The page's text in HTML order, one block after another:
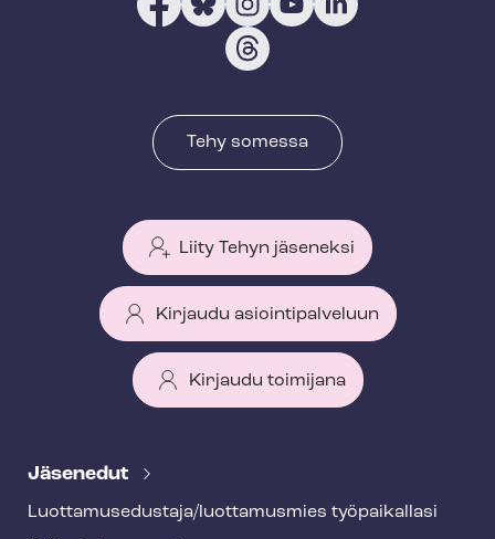
Tehy somessa
Liity Tehyn jäseneksi
Kirjaudu asiointipalveluun
Kirjaudu toimijana
e
Jäsenedut
Luot­ta­muse­dus­ta­ja/luottamusmies työpaikallasi